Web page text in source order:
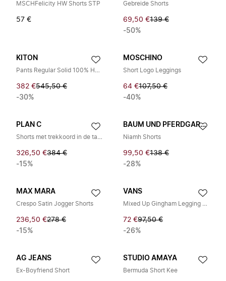
MSCHFelicity HW Shorts STP
57 €
Gebreide Shorts
69,50 €139 €
-50%
KITON
Pants Regular Solid 100% Handmade
382 €545,50 €
-30%
MOSCHINO
Short Logo Leggings
64 €107,50 €
-40%
PLAN C
Shorts met trekkoord in de taille
326,50 €384 €
-15%
BAUM UND PFERDGARTEN
Niamh Shorts
99,50 €138 €
-28%
MAX MARA
Crespo Satin Jogger Shorts
236,50 €278 €
-15%
VANS
Mixed Up Gingham Legging Short
72 €97,50 €
-26%
AG JEANS
Ex-Boyfriend Short
STUDIO AMAYA
Bermuda Short Kee